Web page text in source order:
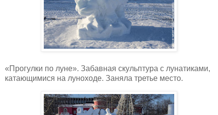
«Прогулки по луне». Забавная скульптура с лунатиками,
катающимися на луноходе. Заняла третье место.